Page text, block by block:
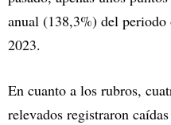
anual (138,3%) del
2023.
En cuanto a los rubros,
relevados registraron